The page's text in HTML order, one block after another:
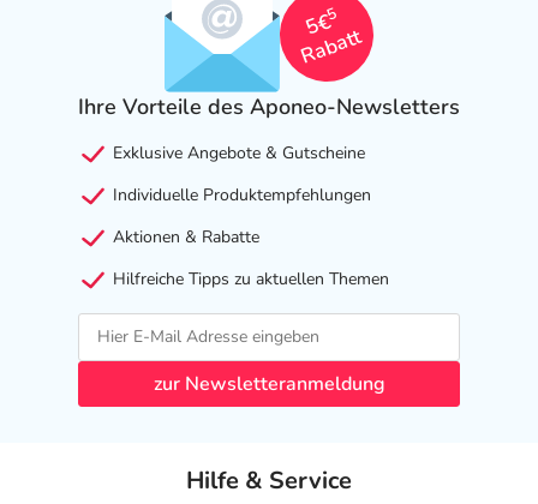
5€
5
Rabatt
Ihre Vorteile des Aponeo-Newsletters
Exklusive Angebote & Gutscheine
Individuelle Produktempfehlungen
Aktionen & Rabatte
Hilfreiche Tipps zu aktuellen Themen
zur Newsletteranmeldung
Hilfe & Service